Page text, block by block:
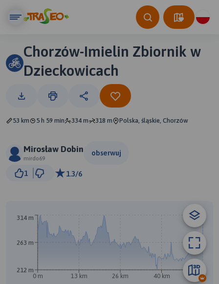
Chorzów-Imielin Zbiornik w
Dzieckowicach
53 km 5 h 59 min 334 m 318 m Polska, śląskie, Chorzów
Mirosław Dobin
mirdo69
obserwuj
1 1.3/6
0 m 13 km 26 km 40 km 53 km
212 m
263 m
314 m